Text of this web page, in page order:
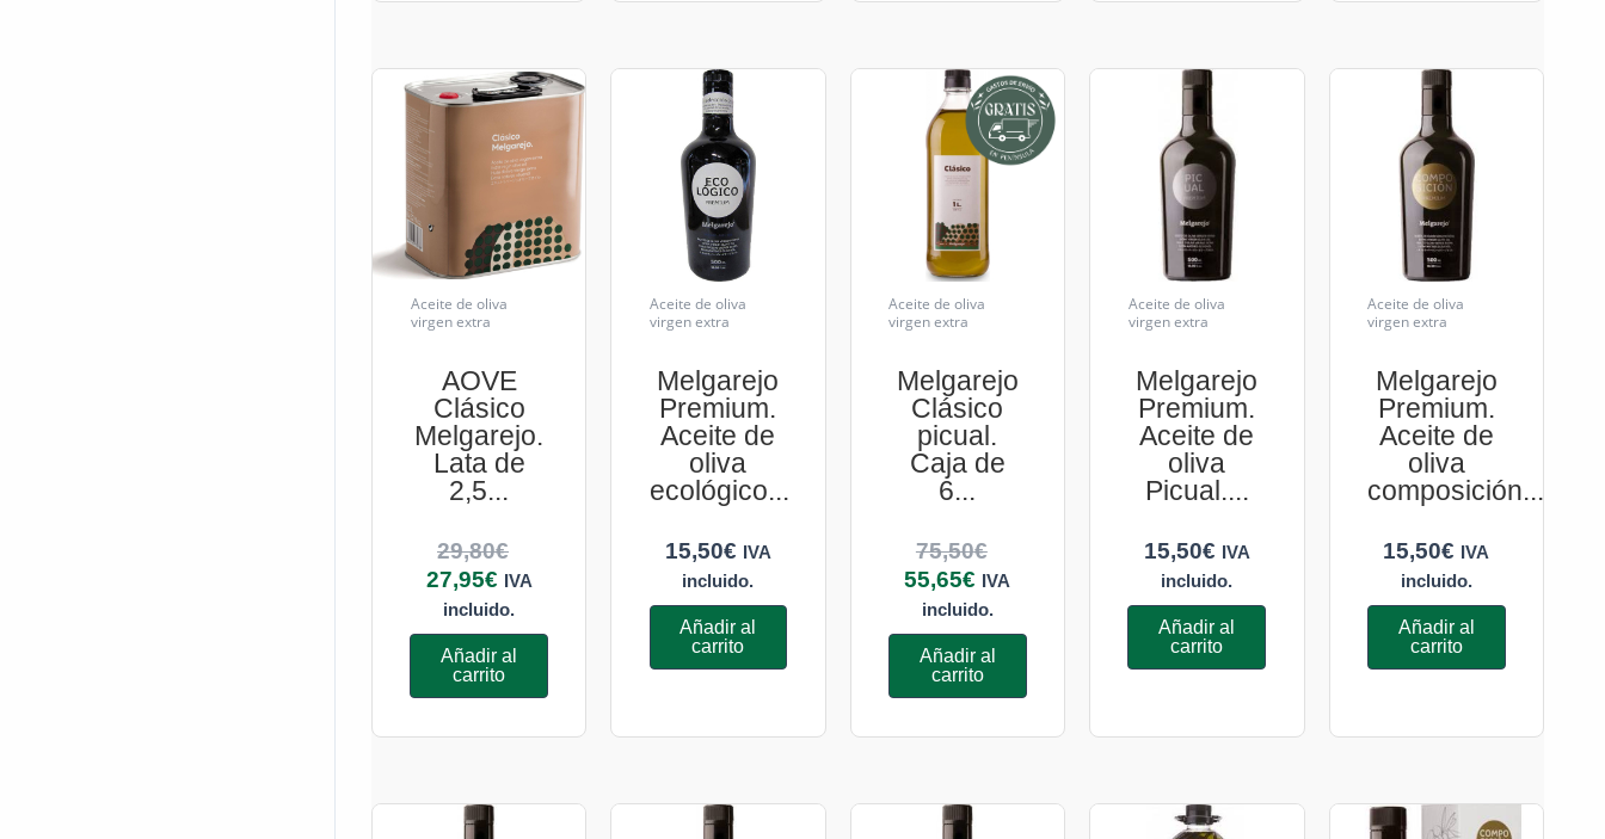
Aceite de oliva
virgen extra
AOVE
Clásico
Melgarejo.
Lata de
2,5...
29,80€
27,95€ IVA
incluido.
Añadir al
carrito
Aceite de oliva
virgen extra
Melgarejo
Premium.
Aceite de
oliva
ecológico...
15,50€ IVA
incluido.
Añadir al
carrito
Aceite de oliva
virgen extra
Melgarejo
Clásico
picual.
Caja de
6...
75,50€
55,65€ IVA
incluido.
Añadir al
carrito
Aceite de oliva
virgen extra
Melgarejo
Premium.
Aceite de
oliva
Picual....
15,50€ IVA
incluido.
Añadir al
carrito
Aceite de oliva
virgen extra
Melgarejo
Premium.
Aceite de
oliva
composición....
15,50€ IVA
incluido.
Añadir al
carrito